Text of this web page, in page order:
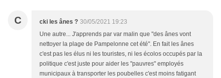
C cki les ânes ? 30/05/2021 19:23
Une autre... J'apprends par var malin que "des ânes vont
nettoyer la plage de Pampelonne cet été". En fait les ânes
c'est pas les élus ni les touristes, ni les écolos occupés par la
politique c'est juste pour aider les "pauvres" employés
municipaux à transporter les poubelles c'est moins fatigant